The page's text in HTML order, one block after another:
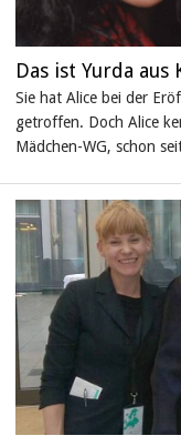
Das ist Yurda aus
Sie hat Alice bei der
getroffen. Doch Alice
Mädchen-WG, schon